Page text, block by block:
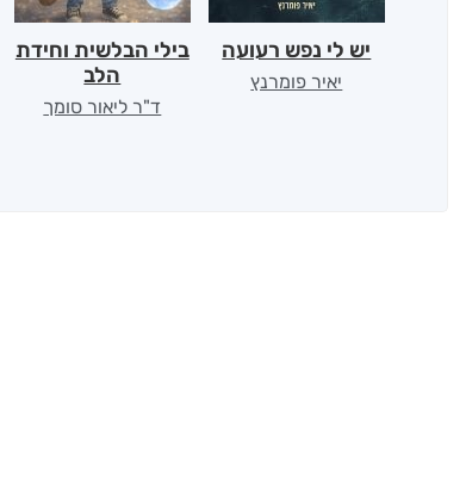
יש לי נפש רעועה
יאיר פומרנץ
בילי הבלשית וחידת
הלב
ד"ר ליאור סומך